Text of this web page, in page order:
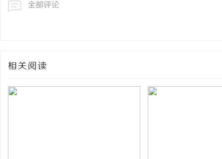
全部评论
相关阅读